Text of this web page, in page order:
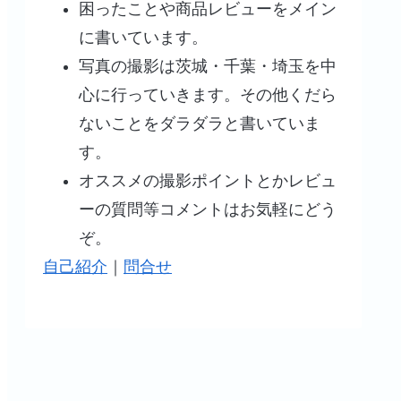
困ったことや商品レビューをメイン
に書いています。
写真の撮影は茨城・千葉・埼玉を中
心に行っていきます。その他くだら
ないことをダラダラと書いていま
す。
オススメの撮影ポイントとかレビュ
ーの質問等コメントはお気軽にどう
ぞ。
自己紹介
問合せ